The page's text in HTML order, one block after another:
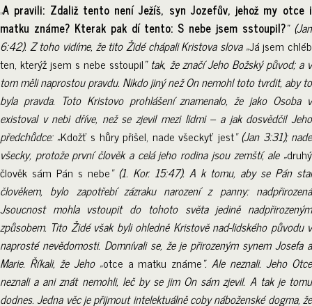
„A pravili: Zdaliž tento není Ježíš, syn Jozefův, jehož my otce i
matku známe? Kterak pak dí tento: S nebe jsem sstoupil?“ (Jan
6:42). Z toho vidíme, že tito Židé chápali Kristova slova „Já jsem chléb
ten, kterýž jsem s nebe sstoupil“ tak, že značí Jeho Božský původ; a v
tom měli naprostou pravdu. Nikdo jiný než On nemohl toto tvrdit, aby to
byla pravda. Toto Kristovo prohlášení znamenalo, že jako Osoba v
existoval v nebi dříve, než se zjevil mezi lidmi – a jak dosvědčil Jeho
předchůdce: „Kdožť s hůry přišel, nade všeckyť jest“ (Jan 3:31); nade
všecky, protože první člověk a celá jeho rodina jsou zemští, ale „druhý
člověk sám Pán s nebe“ (1. Kor. 15:47). A k tomu, aby se Pán stal
člověkem, bylo zapotřebí zázraku narození z panny: nadpřirozená
Jsoucnost mohla vstoupit do tohoto světa jedině nadpřirozeným
způsobem. Tito Židé však byli ohledně Kristově nad-lidského původu v
naprosté nevědomosti. Domnívali se, že je přirozeným synem Josefa a
Marie. Říkali, že Jeho „otce a matku známe“. Ale neznali. Jeho Otce
neznali a ani znát nemohli, leč by se jim On sám zjevil. A tak je tomu
dodnes. Jedna věc je přijmout intelektuálně coby náboženské dogma, že